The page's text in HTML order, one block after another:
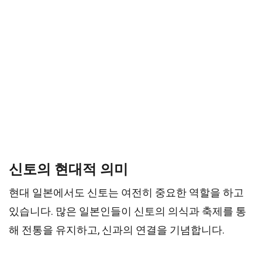
신토의 현대적 의미
현대 일본에서도 신토는 여전히 중요한 역할을 하고
있습니다. 많은 일본인들이 신토의 의식과 축제를 통
해 전통을 유지하고, 신과의 연결을 기념합니다.